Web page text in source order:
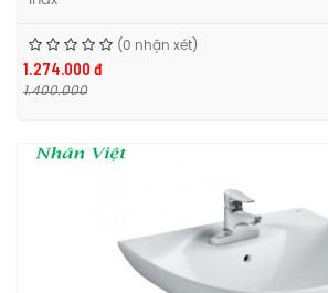
(0 nhận xét)
1.274.000 đ
1.400.000